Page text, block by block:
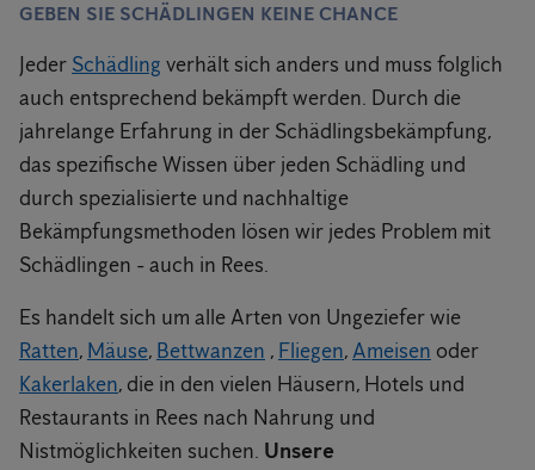
GEBEN SIE SCHÄDLINGEN KEINE CHANCE
Jeder Schädling verhält sich anders und muss folglich
auch entsprechend bekämpft werden. Durch die
jahrelange Erfahrung in der Schädlingsbekämpfung,
das spezifische Wissen über jeden Schädling und
durch spezialisierte und nachhaltige
Bekämpfungsmethoden lösen wir jedes Problem mit
Schädlingen - auch in Rees.
Es handelt sich um alle Arten von Ungeziefer wie
Ratten, Mäuse, Bettwanzen , Fliegen,Ameisen oder
Kakerlaken, die in den vielen Häusern, Hotels und
Restaurants in Rees nach Nahrung und
Nistmöglichkeiten suchen. Unsere